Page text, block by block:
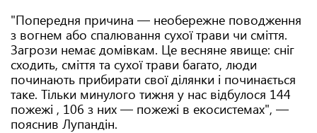
"Попередня причина — необережне поводження
з вогнем або спалювання сухої трави чи сміття.
Загрози немає домівкам. Це весняне явище: сніг
сходить, сміття та сухої трави багато, люди
починають прибирати свої ділянки і починається
таке. Тільки минулого тижня у нас відбулося 144
пожежі , 106 з них — пожежі в екосистемах", —
пояснив Лупандін.